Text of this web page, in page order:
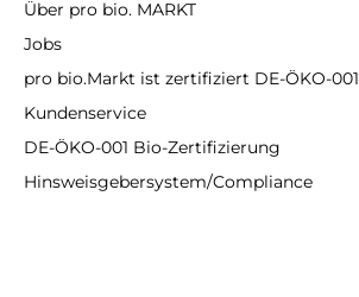
Über pro bio. MARKT
Jobs
pro bio.Markt ist zertifiziert DE-ÖKO-001
Kundenservice
DE-ÖKO-001 Bio-Zertifizierung
Hinsweisgebersystem/Compliance